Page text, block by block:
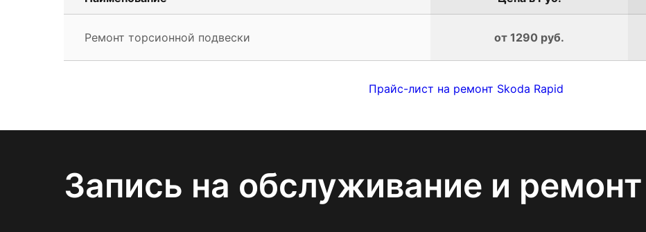
Ремонт торсионной подвески от 1290 руб.
Прайс-лист на ремонт Skoda Rapid
Запись на обслуживание и ремонт